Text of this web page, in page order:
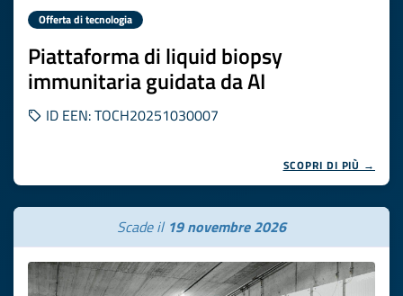
Offerta di tecnologia
Piattaforma di liquid biopsy
immunitaria guidata da AI
ID EEN: TOCH20251030007
SCOPRI DI PIÙ →
Scade il 19 novembre 2026